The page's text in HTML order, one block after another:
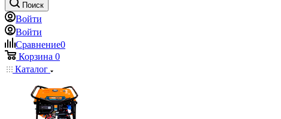
Поиск
Войти
Войти
Сравнение0
Корзина 0
Каталог